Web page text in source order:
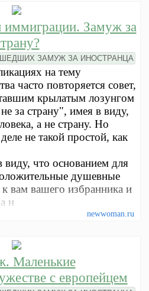
Замуж за
ЗАМУЖ ЗА ИНОСТРАНЦА
на тему
часто повторяется совет,
крылатым лозунгом
за страну", имея в виду,
а не страну. Но
не такой простой, как
виду, что основанием для
душевные
вам вашего избранника и
н
newwoman.ru
Маленькие
с европейцем